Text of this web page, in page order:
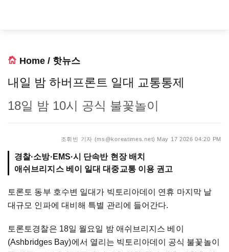
Home / 핫뉴스
내일 밤 하버프론트 일대 교통통제
18일 밤 10시 공식 불꽃놀이
조휘빈 기자 (ms@koreatimes.net) May 17 2026 04:20 PM
경찰·소방·EMS·시 단속반 현장 배치
애쉬브리지스 베이 일대 대중교통 이용 권고
토론토 동부 호수변 일대가 빅토리아데이 연휴 마지막 날
대규모 인파에 대비해 특별 관리에 들어간다.
토론토경찰은 18일 월요일 밤 애쉬브리지스 베이
(Ashbridges Bay)에서 열리는 빅토리아데이 공식 불꽃놀이